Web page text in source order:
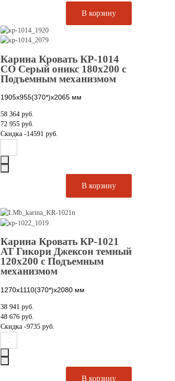
Карина Кровать КР-1014
СО Серый оникс 180х200 с
Подъемным механизмом
1905х955(370*)х2065 мм
58 364 руб.
72 955 руб.
Скидка -14591 руб.
Карина Кровать КР-1021
АТ Гикори Джексон темный
120х200 с Подъемным
механизмом
1270х1110(370*)х2080 мм
38 941 руб.
48 676 руб.
Скидка -9735 руб.